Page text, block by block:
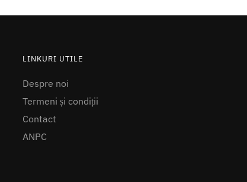
LINKURI UTILE
Despre noi
Termeni și condiții
Contact
ANPC